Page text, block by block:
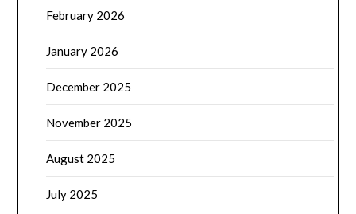
February 2026
January 2026
December 2025
November 2025
August 2025
July 2025